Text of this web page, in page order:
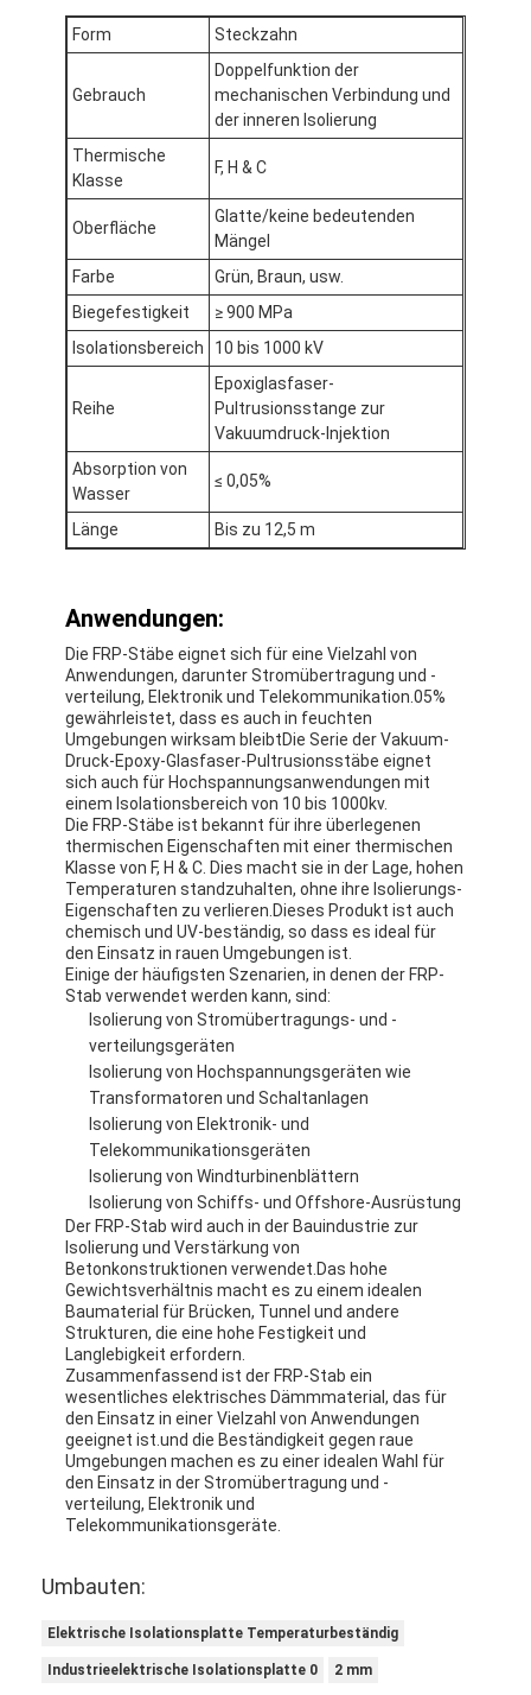
Fabrik-Ausflug
Treten Sie mit uns in Verbindung
Klebendes Isolierungs-Band
Glasgewebe-Isolierungs-Band
Hitzebeständiges Isolierungs-Band
Glasgewebe-Klebstreifen
Polyimide-Film-Klebstreifen
Aluminiumfolie-Klebstreifen
Aluminiumfolie-Glasgewebe-Band
Aluminiumfolie-Fiberglas-Stoff
Folien-Baumwollstoff-Band
Stoff-Panzerklebeband
Doppeltes mit Seiten versehener Klebstreifen
HAUSTIER Klebstreifen
Präzisions-Feinguss
Elektrische Isolationsplatte
Form Steckzahn
Gebrauch
Doppelfunktion der
mechanischen Verbindung und
der inneren Isolierung
Thermische
Klasse
F, H & C
Oberfläche
Glatte/keine bedeutenden
Mängel
Farbe
Grün, Braun, usw.
Biegefestigkeit
≥ 900 MPa
Isolationsbereich
10 bis 1000 kV
Reihe
Epoxiglasfaser-
Pultrusionsstange zur
Vakuumdruck-Injektion
Absorption von
Wasser
≤ 0,05%
Länge Bis zu 12,5 m
Anwendungen:
Die FRP-Stäbe eignet sich für eine Vielzahl von
Anwendungen, darunter Stromübertragung und -
verteilung, Elektronik und Telekommunikation.05%
gewährleistet, dass es auch in feuchten
Umgebungen wirksam bleibtDie Serie der Vakuum-
Druck-Epoxy-Glasfaser-Pultrusionsstäbe eignet
sich auch für Hochspannungsanwendungen mit
einem Isolationsbereich von 10 bis 1000kv.
Die FRP-Stäbe ist bekannt für ihre überlegenen
thermischen Eigenschaften mit einer thermischen
Klasse von F, H & C. Dies macht sie in der Lage, hohen
Temperaturen standzuhalten, ohne ihre Isolierungs-
Eigenschaften zu verlieren.Dieses Produkt ist auch
chemisch und UV-beständig, so dass es ideal für
den Einsatz in rauen Umgebungen ist.
Einige der häufigsten Szenarien, in denen der FRP-
Stab verwendet werden kann, sind:
Isolierung von Stromübertragungs- und -
verteilungsgeräten
Isolierung von Hochspannungsgeräten wie
Transformatoren und Schaltanlagen
Isolierung von Elektronik- und
Telekommunikationsgeräten
Isolierung von Windturbinenblättern
Isolierung von Schiffs- und Offshore-Ausrüstung
Der FRP-Stab wird auch in der Bauindustrie zur
Isolierung und Verstärkung von
Betonkonstruktionen verwendet.Das hohe
Gewichtsverhältnis macht es zu einem idealen
Baumaterial für Brücken, Tunnel und andere
Strukturen, die eine hohe Festigkeit und
Langlebigkeit erfordern.
Zusammenfassend ist der FRP-Stab ein
wesentliches elektrisches Dämmmaterial, das für
den Einsatz in einer Vielzahl von Anwendungen
geeignet ist.und die Beständigkeit gegen raue
Umgebungen machen es zu einer idealen Wahl für
den Einsatz in der Stromübertragung und -
verteilung, Elektronik und
Telekommunikationsgeräte.
Umbauten:
Elektrische Isolationsplatte Temperaturbeständig
Industrieelektrische Isolationsplatte 0 2 mm